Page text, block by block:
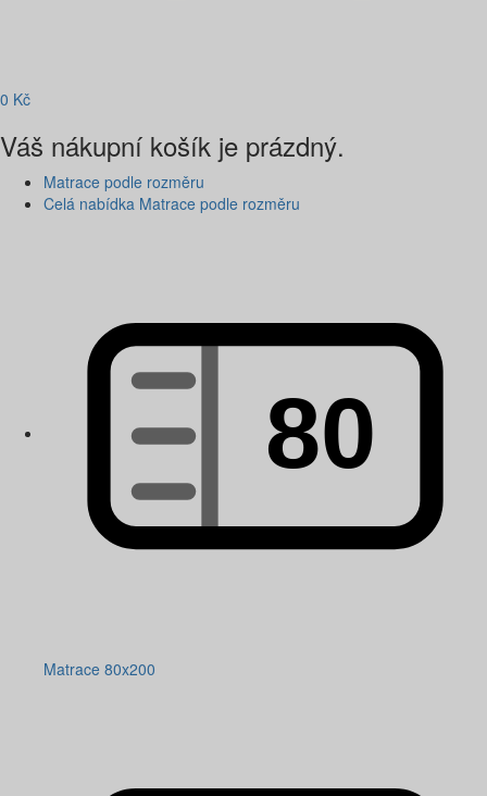
0 Kč
Váš nákupní košík je prázdný.
Matrace podle rozměru
Celá nabídka Matrace podle rozměru
Matrace 80x200